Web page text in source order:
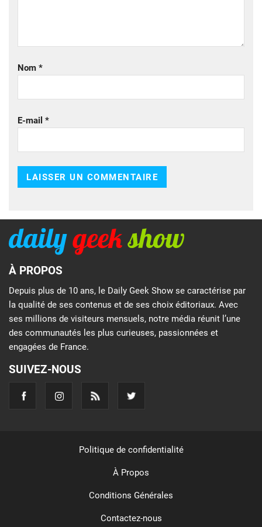
Nom *
E-mail *
À PROPOS
Depuis plus de 10 ans, le Daily Geek Show se caractérise par
la qualité de ses contenus et de ses choix éditoriaux. Avec
ses millions de visiteurs mensuels, notre média réunit l’une
des communautés les plus curieuses, passionnées et
engagées de France.
SUIVEZ-NOUS
Politique de confidentialité
À Propos
Conditions Générales
Contactez-nous